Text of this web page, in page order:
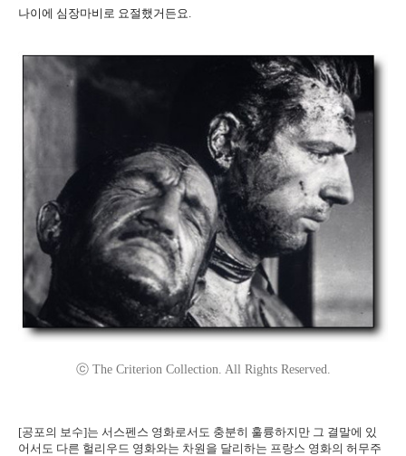
나이에 심장마비로 요절했거든요.
ⓒ The Criterion Collection. All Rights Reserved.
[공포의 보수]는 서스펜스 영화로서도 충분히 훌륭하지만 그 결말에 있
어서도 다른 헐리우드 영화와는 차원을 달리하는 프랑스 영화의 허무주